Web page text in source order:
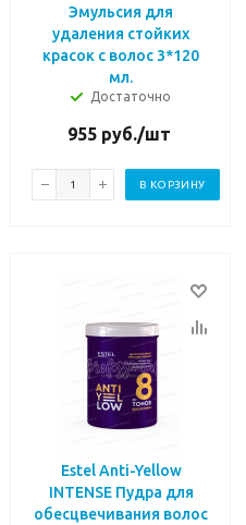
Эмульсия для
удаления стойких
красок с волос 3*120
мл.
Достаточно
955руб./шт
В КОРЗИНУ
Estel Anti-Yellow
INTENSE Пудра для
обесцвечивания волос